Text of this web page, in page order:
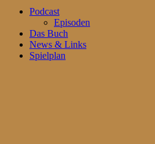
Podcast
Episoden
Das Buch
News & Links
Spielplan